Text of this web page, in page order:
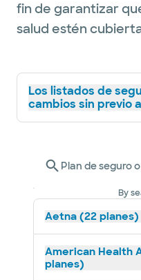
fin de garantizar
salud estén
Los listados de
cambios sin previo
Plan de seguro
By
Aetna (22 planes)
American Health
planes)